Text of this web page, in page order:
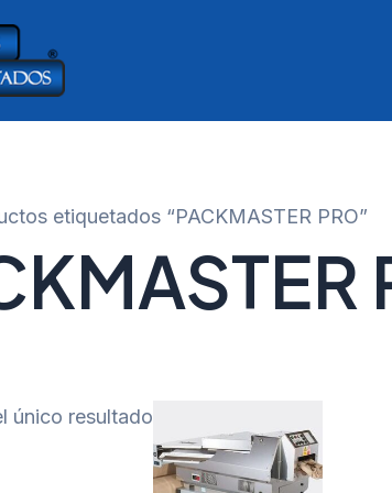
etiquetados “PACKMASTER PRO”
único resultado